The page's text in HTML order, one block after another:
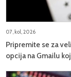
07, kol, 2026
Pripremite se za
opcija na Gmailu